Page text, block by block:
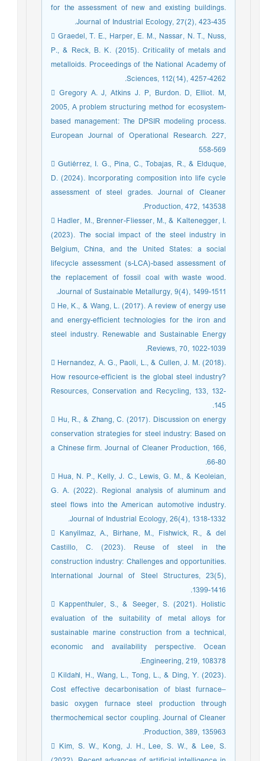
for the assessment of new and existing buildings.
Journal of Industrial Ecology, 27(2), 423-435.
 Graedel, T. E., Harper, E. M., Nassar, N. T., Nuss,
P., & Reck, B. K. (2015). Criticality of metals and
metalloids. Proceedings of the National Academy of
Sciences, 112(14), 4257-4262.
 Gregory A. J, Atkins J. P, Burdon. D, Elliot. M,
2005, A problem structuring method for ecosystem-
based management: The DPSIR modeling process.
European Journal of Operational Research. 227,
558-569
 Gutiérrez, I. G., Pina, C., Tobajas, R., & Elduque,
D. (2024). Incorporating composition into life cycle
assessment of steel grades. Journal of Cleaner
Production, 472, 143538.
 Hadler, M., Brenner-Fliesser, M., & Kaltenegger, I.
(2023). The social impact of the steel industry in
Belgium, China, and the United States: a social
lifecycle assessment (s-LCA)-based assessment of
the replacement of fossil coal with waste wood.
Journal of Sustainable Metallurgy, 9(4), 1499-1511.
 He, K., & Wang, L. (2017). A review of energy use
and energy-efficient technologies for the iron and
steel industry. Renewable and Sustainable Energy
Reviews, 70, 1022-1039.
 Hernandez, A. G., Paoli, L., & Cullen, J. M. (2018).
How resource-efficient is the global steel industry?
Resources, Conservation and Recycling, 133, 132-
145.
 Hu, R., & Zhang, C. (2017). Discussion on energy
conservation strategies for steel industry: Based on
a Chinese firm. Journal of Cleaner Production, 166,
66-80.
 Hua, N. P., Kelly, J. C., Lewis, G. M., & Keoleian,
G. A. (2022). Regional analysis of aluminum and
steel flows into the American automotive industry.
Journal of Industrial Ecology, 26(4), 1318-1332.
 Kanyilmaz, A., Birhane, M., Fishwick, R., & del
Castillo, C. (2023). Reuse of steel in the
construction industry: Challenges and opportunities.
International Journal of Steel Structures, 23(5),
1399-1416.
 Kappenthuler, S., & Seeger, S. (2021). Holistic
evaluation of the suitability of metal alloys for
sustainable marine construction from a technical,
economic and availability perspective. Ocean
Engineering, 219, 108378.
 Kildahl, H., Wang, L., Tong, L., & Ding, Y. (2023).
Cost effective decarbonisation of blast furnace–
basic oxygen furnace steel production through
thermochemical sector coupling. Journal of Cleaner
Production, 389, 135963.
 Kim, S. W., Kong, J. H., Lee, S. W., & Lee, S.